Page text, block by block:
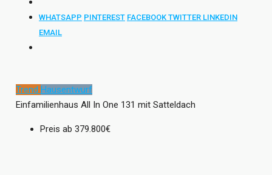
WHATSAPP PINTEREST FACEBOOK TWITTER LINKEDIN
EMAIL
Trend Hausentwurf
Einfamilienhaus All In One 131 mit Satteldach
Preis ab 379.800€